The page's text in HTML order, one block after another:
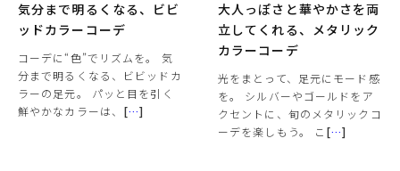
気分まで明るくなる、ビビ
ッドカラーコーデ
コーデに“色”でリズムを。 気
分まで明るくなる、ビビッドカ
ラーの足元。 パッと目を引く
鮮やかなカラーは、 […]
大人っぽさと華やかさを両
立してくれる、メタリック
カラーコーデ
光をまとって、足元にモード感
を。 シルバーやゴールドをア
クセントに、旬のメタリックコ
ーデを楽しもう。 こ […]